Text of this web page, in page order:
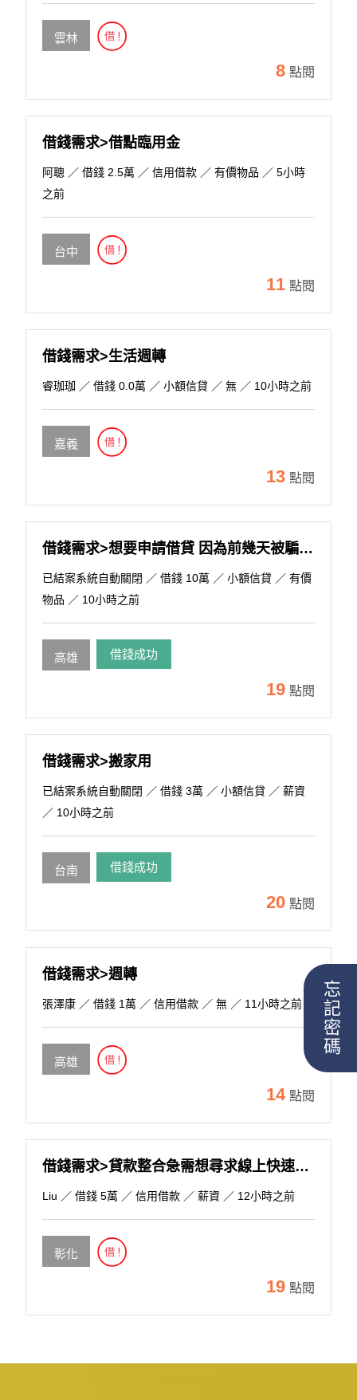
雲林
8 點閱
借錢需求>借點臨用金
阿聰 ／ 借錢 2.5萬 ／ 信用借款 ／ 有價物品 ／ 5小時
之前
台中
11 點閱
借錢需求>生活週轉
睿珈珈 ／ 借錢 0.0萬 ／ 小額信貸 ／ 無 ／ 10小時之前
嘉義
13 點閱
借錢需求>想要申請借貸 因為前幾天被騙了一萬 之前也有一些跟朋借款 想整合
已結案系統自動關閉 ／ 借錢 10萬 ／ 小額信貸 ／ 有價
物品 ／ 10小時之前
高雄 借錢成功
19 點閱
借錢需求>搬家用
已結案系統自動關閉 ／ 借錢 3萬 ／ 小額信貸 ／ 薪資
／ 10小時之前
台南 借錢成功
20 點閱
借錢需求>週轉
張澤康 ／ 借錢 1萬 ／ 信用借款 ／ 無 ／ 11小時之前
高雄
14 點閱
借錢需求>貸款整合急需想尋求線上快速放寬
Liu ／ 借錢 5萬 ／ 信用借款 ／ 薪資 ／ 12小時之前
彰化
19 點閱
忘記密碼